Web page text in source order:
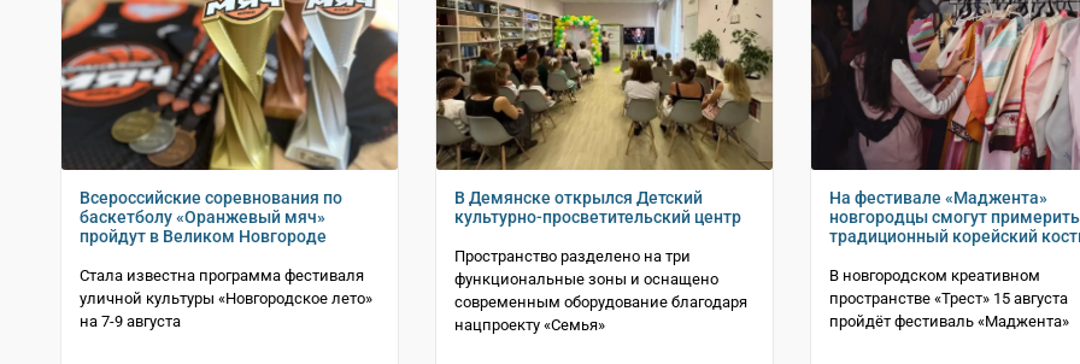
Всероссийские соревнования по
баскетболу «Оранжевый мяч»
пройдут в Великом Новгороде
Стала известна программа фестиваля
уличной культуры «Новгородское лето»
на 7-9 августа
В Демянске открылся Детский
культурно-просветительский центр
Пространство разделено на три
функциональные зоны и оснащено
современным оборудование благодаря
нацпроекту «Семья»
На фестивале «Маджента»
новгородцы смогут примерить
традиционный корейский
В новгородском креативном
пространстве «Трест» 15 августа
пройдёт фестиваль «Маджента»